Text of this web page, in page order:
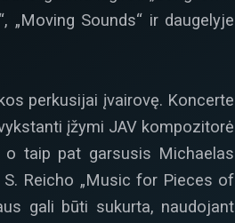
„Moving Sounds“ ir daugelyje
perkusijai įvairovę. Koncerte
įžymi JAV kompozitorė
o taip pat garsusis Michaelas
S. Reicho „Music for Pieces of
gali būti sukurta, naudojant